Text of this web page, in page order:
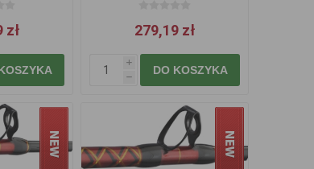
zł 279,19 zł
i
h
DO KOSZYKA